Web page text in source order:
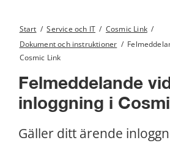
Start / Service och IT / Cosmic Link /
Dokument och instruktioner /
Cosmic Link
Felmeddelande vid
inloggning i
Gäller ditt ärende